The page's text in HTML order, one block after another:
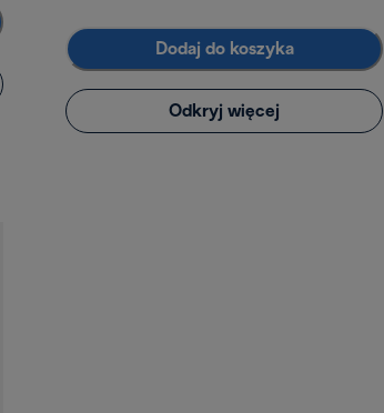
Dodaj do koszyka
Odkryj więcej